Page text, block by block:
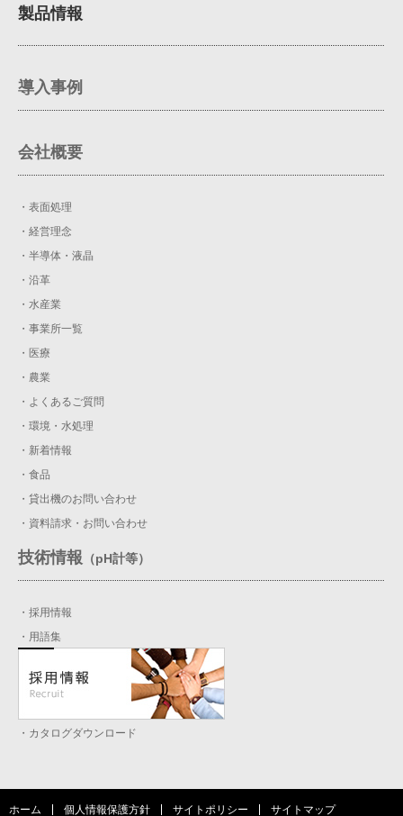
製品情報
導入事例
会社概要
・表面処理
・経営理念
・半導体・液晶
・沿革
・水産業
・事業所一覧
・医療
・農業
・よくあるご質問
・環境・水処理
・新着情報
・食品
・貸出機のお問い合わせ
・資料請求・お問い合わせ
技術情報 （pH計等）
・採用情報
・用語集
・カタログダウンロード
ホーム 個人情報保護方針 サイトポリシー サイトマップ